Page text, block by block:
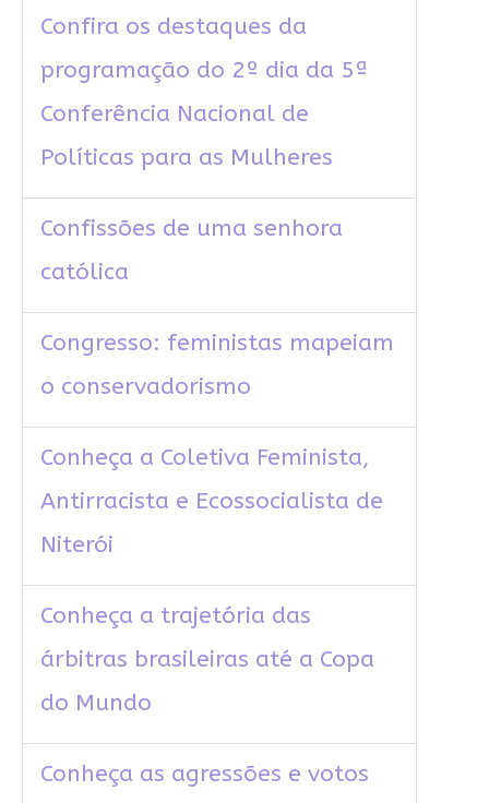
Confira os destaques da
programação do 2º dia da 5ª
Conferência Nacional de
Políticas para as Mulheres
Confissões de uma senhora
católica
Congresso: feministas mapeiam
o conservadorismo
Conheça a Coletiva Feminista,
Antirracista e Ecossocialista de
Niterói
Conheça a trajetória das
árbitras brasileiras até a Copa
do Mundo
Conheça as agressões e votos